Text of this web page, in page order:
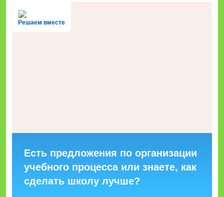
Решаем вместе
Есть предложения по организации
учебного процесса или знаете, как
сделать школу лучше?